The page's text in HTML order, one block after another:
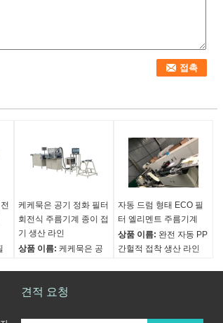
케케묵은 공기 정화 필터
회전식 주름기계 종이 접
기 생산 라인
상품 이름: 케케묵은 공
계
용지 폭을 주름잡기:
자동 드럼 형태 ECO 필
터 엘리멘트 주름기계
상품 이름: 완전 자동 PP
간헐적 접착 생산 라인
주름 고도:12~50mm
견적 요청